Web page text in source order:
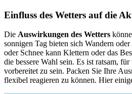
Einfluss des Wetters auf die
Die Auswirkungen des Wetters
sonnigen Tag bieten sich Wandern
oder Schnee kann Klettern oder das
die bessere Wahl sein. Es ist ratsam,
vorbereitet zu sein. Packen Sie Ihre
flexibel reagieren zu können. Hier